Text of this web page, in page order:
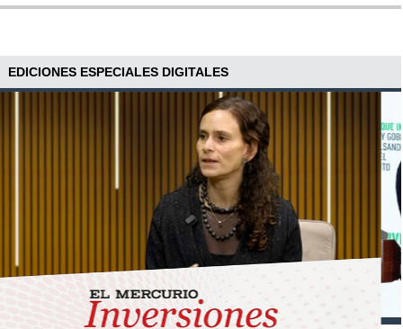
EDICIONES ESPECIALES DIGITALES